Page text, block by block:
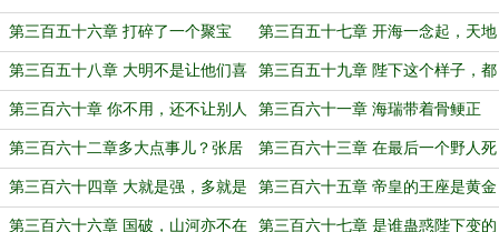
于斯功于斯 宴
第三百五十六章 打碎了一个聚宝
盆，就再建一个聚宝盆
第三百五十七章 开海一念起，天地
刹那宽
第三百五十八章 大明不是让他们喜
欢的，是让他们怕的
第三百五十九章 陛下这个样子，都
是你张居正教的！
第三百六十章 你不用，还不让别人
用？
第三百六十一章 海瑞带着骨鲠正
气，来到了西苑
第三百六十二章多大点事儿？张居
正兜得住！
第三百六十三章 在最后一个野人死
掉之前，大明绝不停止进攻
第三百六十四章 大就是强，多就是
美
第三百六十五章 帝皇的王座是黄金
马桶
第三百六十六章 国破，山河亦不在 第三百六十七章 是谁蛊惑陛下变的